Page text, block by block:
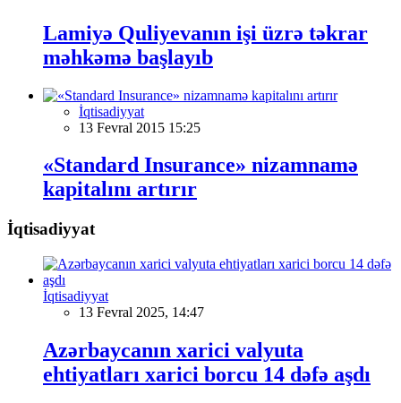
Lamiyə Quliyevanın işi üzrə təkrar
məhkəmə başlayıb
İqtisadiyyat
13 Fevral 2015 15:25
«Standard Insurance» nizamnamə
kapitalını artırır
İqtisadiyyat
İqtisadiyyat
13 Fevral 2025, 14:47
Azərbaycanın xarici valyuta
ehtiyatları xarici borcu 14 dəfə aşdı